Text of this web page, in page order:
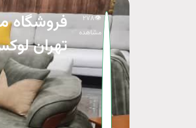
👁️۲۷۸
مشاهده
فروشگاه
تهران